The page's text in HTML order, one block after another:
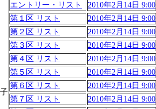
エントリー・リスト 2010年2月14日 9:00
第１区 リスト 2010年2月14日 9:00
第２区 リスト 2010年2月14日 9:00
第３区 リスト 2010年2月14日 9:00
第４区 リスト 2010年2月14日 9:00
第５区 リスト 2010年2月14日 9:00
第６区 リスト 2010年2月14日 9:00
第７区 リスト 2010年2月14日 9:00